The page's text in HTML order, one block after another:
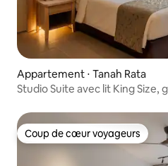
Appartement ⋅ Tanah Rata
Studio Suite avec lit King Size,
Coup de cœur voyageurs
Coup de cœur voyageurs